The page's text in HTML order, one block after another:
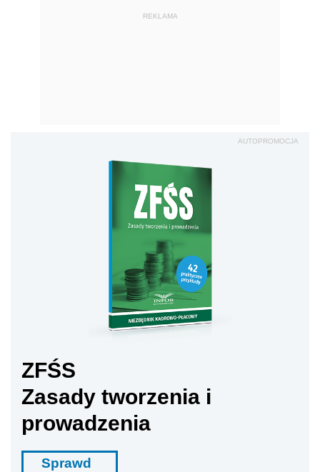
REKLAMA
AUTOPROMOCJA
ZFŚS
Zasady tworzenia i
prowadzenia
Sprawd